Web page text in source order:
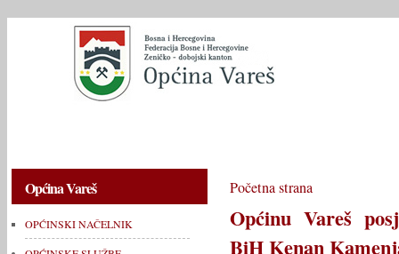
Općina Vareš
OPĆINSKI NAČELNIK
Početna strana
Općinu Vareš
BiH Kenan